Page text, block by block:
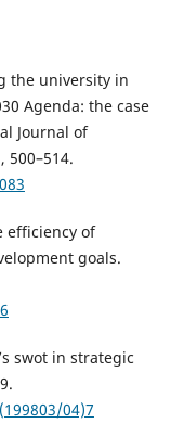
the university in
Agenda: the case
Journal of
500–514.
efficiency of
goals.
swot in strategic
04)7